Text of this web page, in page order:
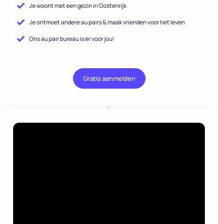
Je woont met een gezin in Oostenrijk
Je ontmoet andere au pairs & maak vrienden voor het leven
Ons au pair bureau is er voor jou!
Gratis aanmelden
.